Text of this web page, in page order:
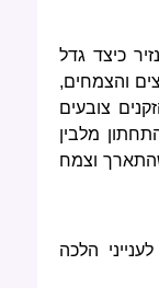
כיצד גדל
והצמחים,
צובעים
מלבין
וצמח
הלכה